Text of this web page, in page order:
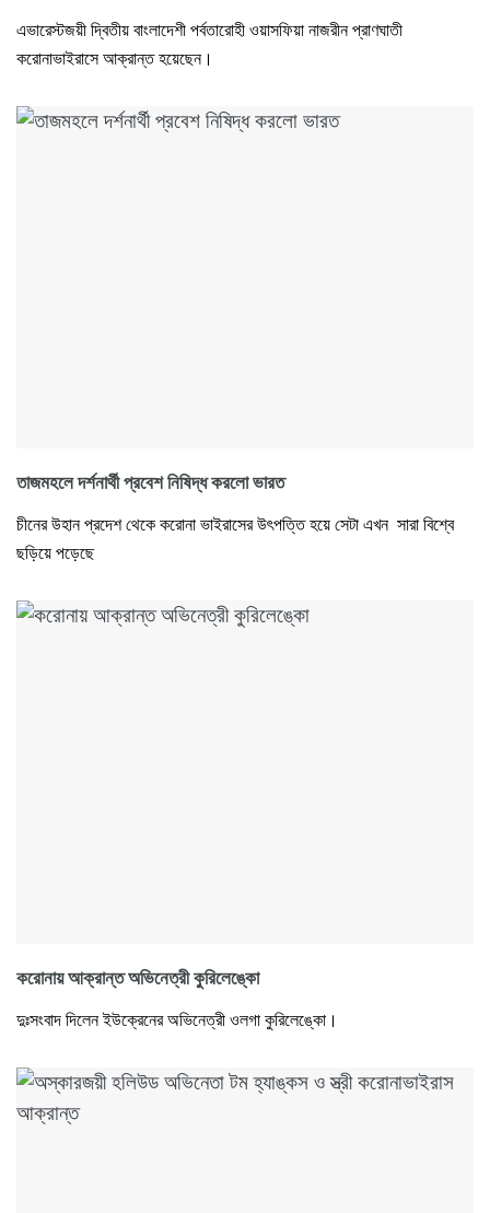
এভারেস্টজয়ী দ্বিতীয় বাংলাদেশী পর্বতারোহী ওয়াসফিয়া নাজরীন প্রাণঘাতী
করোনাভাইরাসে আক্রান্ত হয়েছেন।
তাজমহলে দর্শনার্থী প্রবেশ নিষিদ্ধ করলো ভারত
চীনের উহান প্রদেশ থেকে করোনা ভাইরাসের উৎপত্তি হয়ে সেটা এখন সারা বিশ্বে
ছড়িয়ে পড়েছে
করোনায় আক্রান্ত অভিনেত্রী কুরিলেঙ্কো
দুঃসংবাদ দিলেন ইউক্রেনের অভিনেত্রী ওলগা কুরিলেঙ্কো।